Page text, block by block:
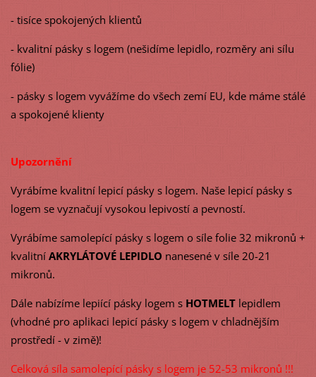
- tisíce spokojených klientů
- kvalitní pásky s logem (nešidíme lepidlo, rozměry ani sílu
fólie)
- pásky s logem vyvážíme do všech zemí EU, kde máme stálé
a spokojené klienty
Upozornění
Vyrábíme kvalitní lepicí pásky s logem. Naše lepicí pásky s
logem se vyznačují vysokou lepivostí a pevností.
Vyrábíme samolepící pásky s logem o síle folie 32 mikronů +
kvalitní AKRYLÁTOVÉ LEPIDLO nanesené v síle 20-21
mikronů.
Dále nabízíme lepiící pásky logem s HOTMELTlepidlem
(vhodné pro aplikaci lepicí pásky s logem v chladnějším
prostředí - v zimě)!
Celková síla samolepící pásky s logem je 52-53 mikronů !!!